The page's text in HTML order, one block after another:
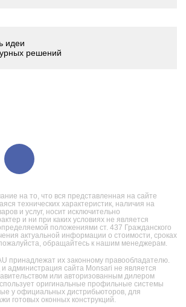
на то, что вся представленная на сайте
технических характеристик, наличия на
и услуг, носит исключительно
и ни при каких условиях не является
положениями ст. 437 Гражданского
актуальной информации о стоимости, сроках
обращайтесь к нашим менеджерам.
принадлежат их законному правообладателю.
администрация сайта Monsari не является
или авторизованным дилером
оригинальные профильные системы
у официальных дистрибьюторов, для
готовых оконных конструкций.